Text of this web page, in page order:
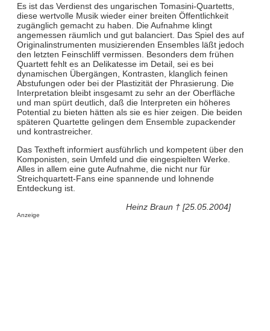
Es ist das Verdienst des ungarischen Tomasini-Quartetts,
diese wertvolle Musik wieder einer breiten Öffentlichkeit
zugänglich gemacht zu haben. Die Aufnahme klingt
angemessen räumlich und gut balanciert. Das Spiel des auf
Originalinstrumenten musizierenden Ensembles läßt jedoch
den letzten Feinschliff vermissen. Besonders dem frühen
Quartett fehlt es an Delikatesse im Detail, sei es bei
dynamischen Übergängen, Kontrasten, klanglich feinen
Abstufungen oder bei der Plastizität der Phrasierung. Die
Interpretation bleibt insgesamt zu sehr an der Oberfläche
und man spürt deutlich, daß die Interpreten ein höheres
Potential zu bieten hätten als sie es hier zeigen. Die beiden
späteren Quartette gelingen dem Ensemble zupackender
und kontrastreicher.
Das Textheft informiert ausführlich und kompetent über den
Komponisten, sein Umfeld und die eingespielten Werke.
Alles in allem eine gute Aufnahme, die nicht nur für
Streichquartett-Fans eine spannende und lohnende
Entdeckung ist.
Heinz Braun † [25.05.2004]
Anzeige